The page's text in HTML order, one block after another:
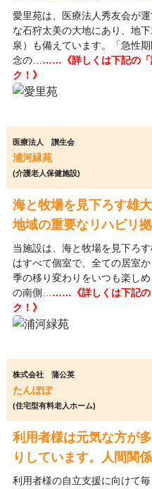
愛里苑は、医療法人秀友会が
な石狩太美の大地にあり、地
泉）も備えています。「急性
念の… ……《詳しくは下記の「
ク！》
医療法人 讃生会
浦河緑苑
(介護老人保健施設)
海と牧場を見下ろす雄
地域の重要なリハビリ拠
当施設は、海と牧場を見下ろ
はすべて個室で、全ての居室
季の移り変わりをいつも楽し
の南側… ……《詳しくは下記の
ク！》
株式会社 蒲公英
たんぽぽ
(住宅型有料老人ホーム)
利用者様は元気な方が
りしています。人間関
利用者様の自立支援に向けて